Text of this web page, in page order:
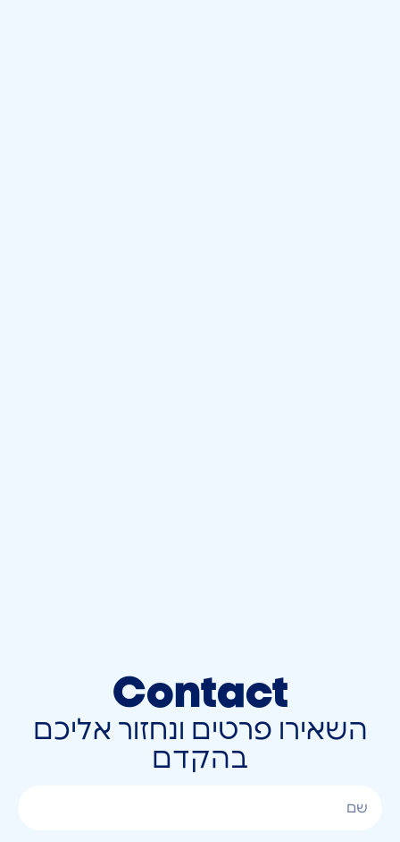
Contact
השאירו פרטים ונחזור אליכם
בהקדם